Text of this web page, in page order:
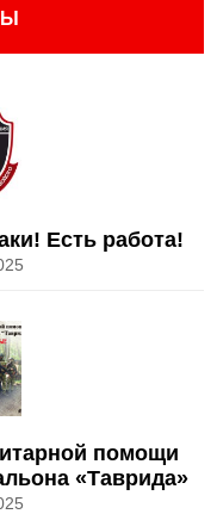
Есть работа!
помощи
«Таврида»